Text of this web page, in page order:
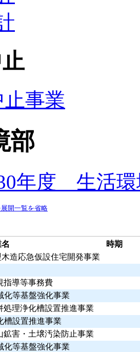
止事業
部
年度 生活環
開一覧を省略
時期
木造応急仮設住宅開発事業
指導等事務費
化等基盤強化事業
処理浄化槽設置推進事業
槽設置推進事業
鉱害・土壌汚染防止事業
化等基盤強化事業